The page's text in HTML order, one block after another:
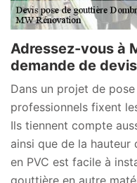
Adressez-vous à
demande de
Dans un projet de
professionnels fixent
Ils tiennent compte
ainsi que de la hauteur
en PVC est facile à